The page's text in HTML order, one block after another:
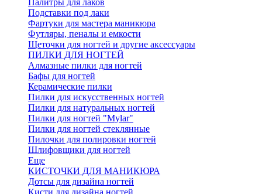
Палитры для лаков
Подставки под лаки
Фартуки для мастера маникюра
Футляры, пеналы и емкости
Щеточки для ногтей и другие аксессуары
ПИЛКИ ДЛЯ НОГТЕЙ
Алмазные пилки для ногтей
Бафы для ногтей
Керамические пилки
Пилки для искусственных ногтей
Пилки для натуральных ногтей
Пилки для ногтей "Mylar"
Пилки для ногтей стеклянные
Пилочки для полировки ногтей
Шлифовщики для ногтей
Еще
КИСТОЧКИ ДЛЯ МАНИКЮРА
Дотсы для дизайна ногтей
Кисти для дизайна ногтей